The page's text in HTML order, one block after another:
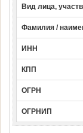
Вид лица,
Фамилия /
ИНН
КПП
ОГРН
ОГРНИП